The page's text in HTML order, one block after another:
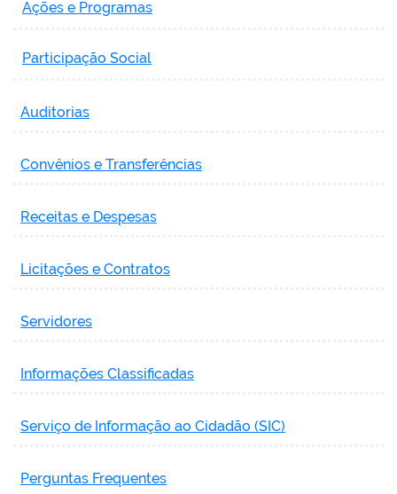
Ações e Programas
Participação Social
Auditorias
Convênios e Transferências
Receitas e Despesas
Licitações e Contratos
Servidores
Informações Classificadas
Serviço de Informação ao Cidadão (SIC)
Perguntas Frequentes